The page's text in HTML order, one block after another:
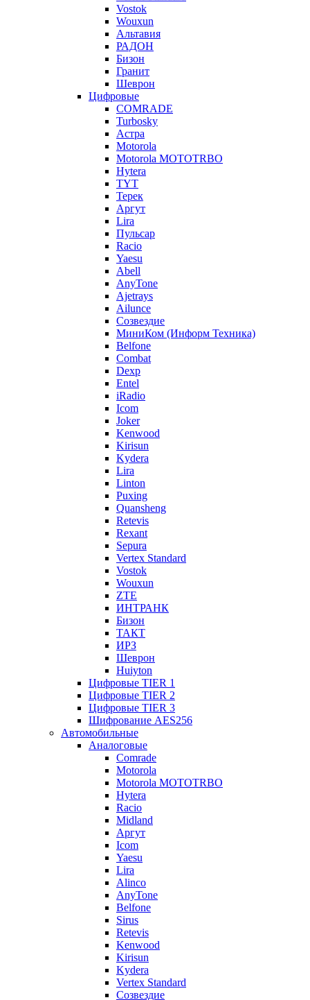
Vostok
Wouxun
Альтавия
РАДОН
Бизон
Гранит
Шеврон
Цифровые
COMRADE
Turbosky
Астра
Motorola
Motorola MOTOTRBO
Hytera
TYT
Терек
Аргут
Lira
Пульсар
Racio
Yaesu
Abell
AnyTone
Ajetrays
Ailunce
Созвездие
МиниКом (Информ Техника)
Belfone
Combat
Dexp
Entel
iRadio
Icom
Joker
Kenwood
Kirisun
Kydera
Lira
Linton
Puxing
Quansheng
Retevis
Rexant
Sepura
Vertex Standard
Vostok
Wouxun
ZTE
ИНТРАНК
Бизон
ТАКТ
ИРЗ
Шеврон
Huiyton
Цифровые TIER 1
Цифровые TIER 2
Цифровые TIER 3
Шифрование AES256
Автомобильные
Аналоговые
Comrade
Motorola
Motorola MOTOTRBO
Hytera
Racio
Midland
Аргут
Icom
Yaesu
Lira
Alinco
AnyTone
Belfone
Sirus
Retevis
Kenwood
Kirisun
Kydera
Vertex Standard
Созвездие